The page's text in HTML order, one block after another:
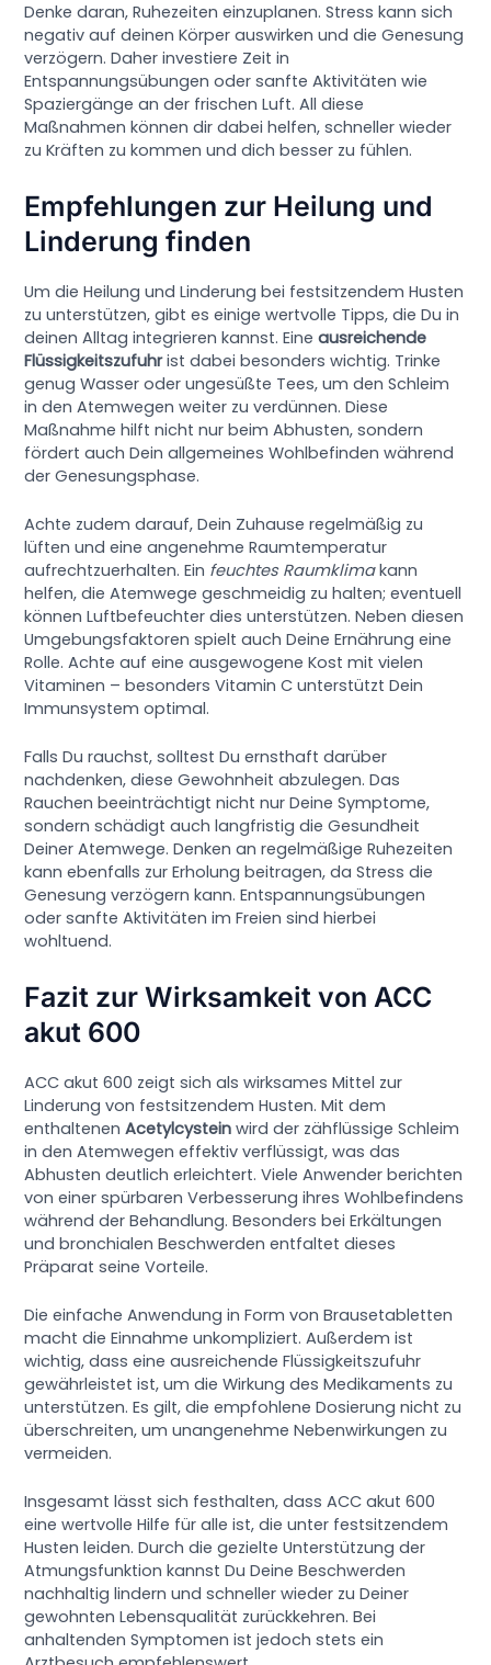
Denke daran, Ruhezeiten einzuplanen. Stress kann sich
negativ auf deinen Körper auswirken und die Genesung
verzögern. Daher investiere Zeit in
Entspannungsübungen oder sanfte Aktivitäten wie
Spaziergänge an der frischen Luft. All diese
Maßnahmen können dir dabei helfen, schneller wieder
zu Kräften zu kommen und dich besser zu fühlen.
Empfehlungen zur Heilung und
Linderung finden
Um die Heilung und Linderung bei festsitzendem Husten
zu unterstützen, gibt es einige wertvolle Tipps, die Du in
deinen Alltag integrieren kannst. Eineausreichende
Flüssigkeitszufuhrist dabei besonders wichtig. Trinke
genug Wasser oder ungesüßte Tees, um den Schleim
in den Atemwegen weiter zu verdünnen. Diese
Maßnahme hilft nicht nur beim Abhusten, sondern
fördert auch Dein allgemeines Wohlbefinden während
der Genesungsphase.
Achte zudem darauf, Dein Zuhause regelmäßig zu
lüften und eine angenehme Raumtemperatur
aufrechtzuerhalten. Ein feuchtes Raumklimakann
helfen, die Atemwege geschmeidig zu halten; eventuell
können Luftbefeuchter dies unterstützen. Neben diesen
Umgebungsfaktoren spielt auch Deine Ernährung eine
Rolle. Achte auf eine ausgewogene Kost mit vielen
Vitaminen – besonders Vitamin C unterstützt Dein
Immunsystem optimal.
Falls Du rauchst, solltest Du ernsthaft darüber
nachdenken, diese Gewohnheit abzulegen. Das
Rauchen beeinträchtigt nicht nur Deine Symptome,
sondern schädigt auch langfristig die Gesundheit
Deiner Atemwege. Denken an regelmäßige Ruhezeiten
kann ebenfalls zur Erholung beitragen, da Stress die
Genesung verzögern kann. Entspannungsübungen
oder sanfte Aktivitäten im Freien sind hierbei
wohltuend.
Fazit zur Wirksamkeit von ACC
akut 600
ACC akut 600 zeigt sich als wirksames Mittel zur
Linderung von festsitzendem Husten. Mit dem
enthaltenenAcetylcystein wird der zähflüssige Schleim
in den Atemwegen effektiv verflüssigt, was das
Abhusten deutlich erleichtert. Viele Anwender berichten
von einer spürbaren Verbesserung ihres Wohlbefindens
während der Behandlung. Besonders bei Erkältungen
und bronchialen Beschwerden entfaltet dieses
Präparat seine Vorteile.
Die einfache Anwendung in Form von Brausetabletten
macht die Einnahme unkompliziert. Außerdem ist
wichtig, dass eine ausreichende Flüssigkeitszufuhr
gewährleistet ist, um die Wirkung des Medikaments zu
unterstützen. Es gilt, die empfohlene Dosierung nicht zu
überschreiten, um unangenehme Nebenwirkungen zu
vermeiden.
Insgesamt lässt sich festhalten, dass ACC akut 600
eine wertvolle Hilfe für alle ist, die unter festsitzendem
Husten leiden. Durch die gezielte Unterstützung der
Atmungsfunktion kannst Du Deine Beschwerden
nachhaltig lindern und schneller wieder zu Deiner
gewohnten Lebensqualität zurückkehren. Bei
anhaltenden Symptomen ist jedoch stets ein